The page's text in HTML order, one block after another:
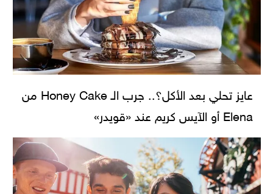
عايز تحلي بعد الأكل؟.. جرب الـ Honey Cake من
Elena أو الآيس كريم عند «قويدر»